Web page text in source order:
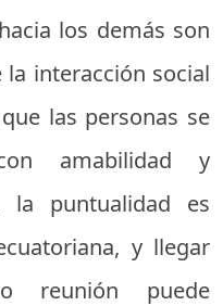
los demás son
interacción social
las personas se
amabilidad y
la puntualidad es
y llegar
puede